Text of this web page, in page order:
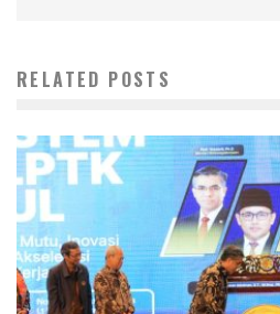
RELATED POSTS